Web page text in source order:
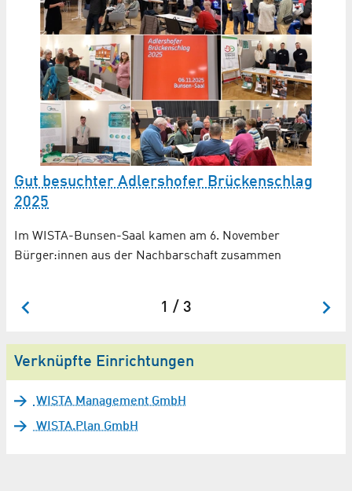
Gut besuchter Adlershofer Brückenschlag
2025
Im WISTA-Bunsen-Saal kamen am 6. November
Bürger:innen aus der Nachbarschaft zusammen
1 / 3
Verknüpfte Einrichtungen
WISTA Management GmbH
WISTA.Plan GmbH